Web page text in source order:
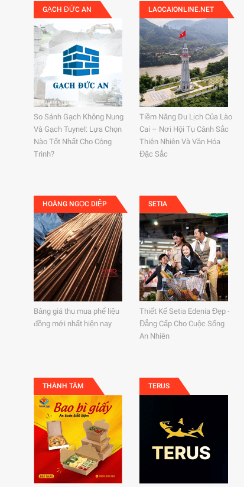
GẠCH ĐỨC AN
So Sánh Gạch Không Nung
Và Gạch Tuynel: Lựa Chọn
Nào Tốt Nhất Cho Công
Trình?
LAOCAIONLINE.NET
Tiềm Năng Du Lịch Của Lào
Cai – Nơi Hội Tụ Cảnh Sắc
Thiên Nhiên Và Văn Hóa
Đặc Sắc
HOÀNG NGỌC DIỆP
Bảng giá thu mua phế liệu
đồng mới nhất hiện nay
SETIA
Thiết Kế Setia Edenia Đẹp -
Đẳng Cấp Cho Cuộc Sống
An Nhiên
THÀNH TÂM TERUS